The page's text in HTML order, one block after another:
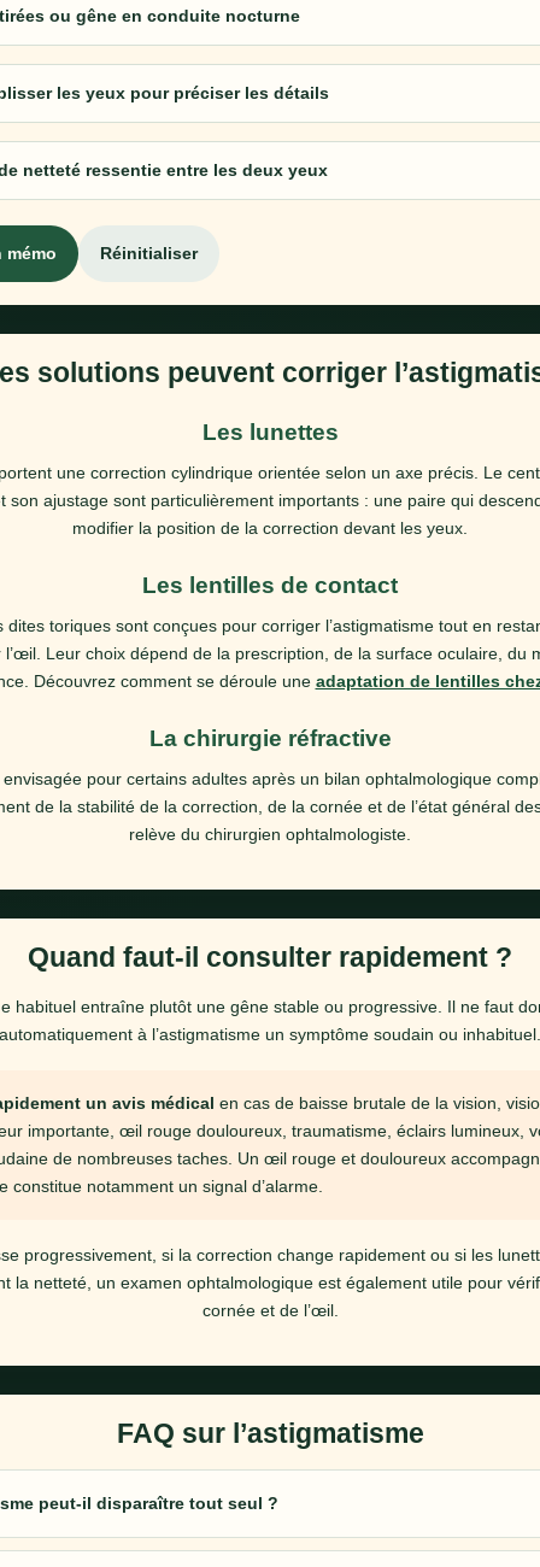
ou gêne en conduite nocturne
les yeux pour préciser les détails
netteté ressentie entre les deux yeux
mémo Réinitialiser
solutions peuvent corriger
Les lunettes
une correction cylindrique orientée selon un axe précis. Le
son ajustage sont particulièrement importants : une paire qui
modifier la position de la correction devant les yeux.
Les lentilles de contact
dites toriques sont conçues pour corriger l’astigmatisme tout en
Leur choix dépend de la prescription, de la surface oculaire, du
Découvrez comment se déroule une adaptation de lentilles
La chirurgie réfractive
pour certains adultes après un bilan ophtalmologique
de la stabilité de la correction, de la cornée et de l’état général
relève du chirurgien ophtalmologiste.
Quand faut-il consulter rapidement ?
habituel entraîne plutôt une gêne stable ou progressive. Il ne faut
automatiquement à l’astigmatisme un symptôme soudain ou inhabituel.
un avis médical en cas de baisse brutale de la vision,
importante, œil rouge douloureux, traumatisme, éclairs lumineux,
de nombreuses taches. Un œil rouge et douloureux
constitue notamment un signal d’alarme.
progressivement, si la correction change rapidement ou si les
la netteté, un examen ophtalmologique est également utile pour
cornée et de l’œil.
FAQ sur l’astigmatisme
peut-il disparaître tout seul ?